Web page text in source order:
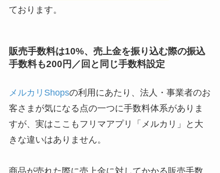
ております。
販売手数料は10%、売上金を振り込む際の振込
手数料も200円／回と同じ手数料設定
メルカリShopsの利用にあたり、法人・事業者のお
客さまが気になる点の一つに手数料体系がありま
すが、実はここもフリマアプリ「メルカリ」と大
きな違いはありません。
商品が売れた際に売上金に対してかかる販売手数